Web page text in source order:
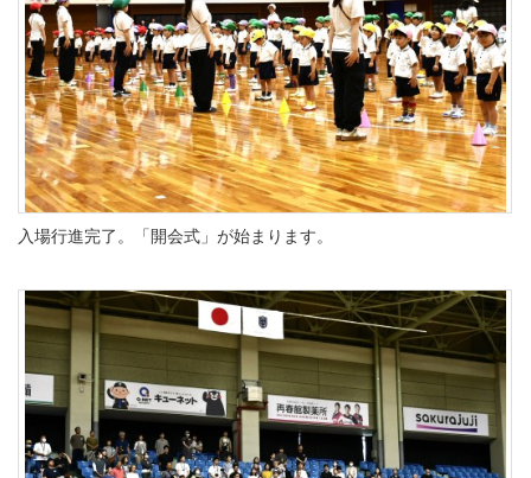
入場行進完了。「開会式」が始まります。